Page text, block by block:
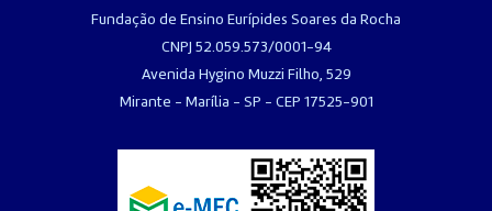
Fundação de Ensino Eurípides Soares da Rocha
CNPJ 52.059.573/0001-94
Avenida Hygino Muzzi Filho, 529
Mirante - Marília - SP - CEP 17525-901